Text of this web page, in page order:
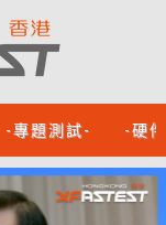
-專題測試- -硬